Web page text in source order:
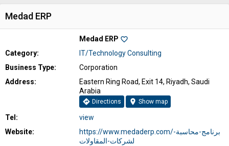
Medad ERP
Medad ERP favorite_border
Category:
IT/Technology Consulting
Business Type:
Corporation
Address:
Eastern Ring Road, Exit 14, Riyadh, Saudi
Arabia
directions Directions location_on Show map
Tel:
view
Website:
https://www.medaderp.com/برنامج-محاسبة-
لشركات-المقاولات